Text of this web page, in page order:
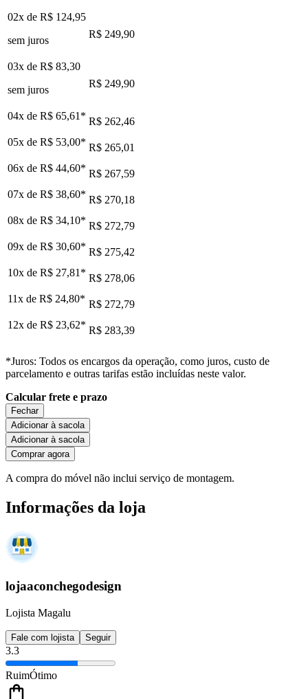
02x de R$ 124,95
sem juros
R$ 249,90
03x de R$ 83,30
sem juros
R$ 249,90
04x de R$ 65,61 * R$ 262,46
05x de R$ 53,00* R$ 265,01
06x de R$ 44,60* R$ 267,59
07x de R$ 38,60* R$ 270,18
08x de R$ 34,10* R$ 272,79
09x de R$ 30,60* R$ 275,42
10x de R$ 27,81 * R$ 278,06
11x de R$ 24,80* R$ 272,79
12x de R$ 23,62* R$ 283,39
*Juros: Todos os encargos da operação, como juros, custo de
parcelamento e outras tarifas estão incluídas neste valor.
Calcular frete e prazo
Fechar
Adicionar à sacola
Adicionar à sacola
Comprar agora
A compra do móvel não inclui serviço de montagem.
Informações da loja
lojaaconchegodesign
Lojista Magalu
Fale com lojista Seguir
3.3
RuimÓtimo